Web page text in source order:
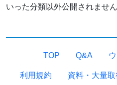
いった分類以外公開されませ
TOP Q&A
利用規約 資料・大量